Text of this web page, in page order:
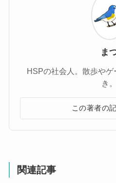
ま
HSPの社会人。散歩や
き。
この著者の
関連記事